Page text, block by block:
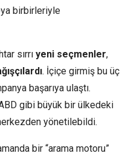
birbirleriyle
sırrı yeni seçmenler,
. İçiçe girmiş bu üç
başarıya ulaştı.
gibi büyük bir ülkedeki
yönetilebildi.
bir “arama motoru”